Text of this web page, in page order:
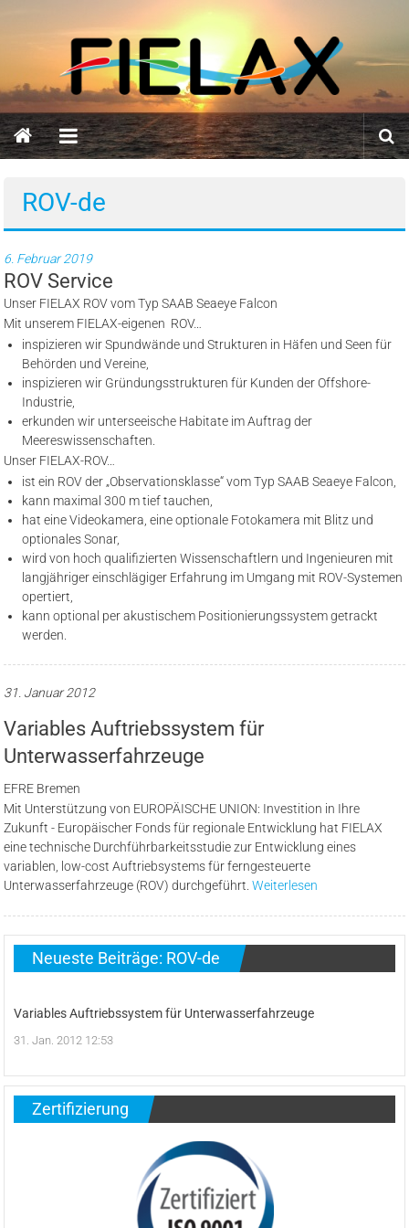
FIELAX
GmbH
ROV-de
6. Februar 2019
ROV Service
Unser FIELAX ROV vom Typ SAAB Seaeye Falcon
Mit unserem FIELAX-eigenen ROV…
inspizieren wir Spundwände und Strukturen in Häfen und Seen für
Behörden und Vereine,
inspizieren wir Gründungsstrukturen für Kunden der Offshore-
Industrie,
erkunden wir unterseeische Habitate im Auftrag der
Meereswissenschaften.
Unser FIELAX-ROV…
ist ein ROV der „Observationsklasse“ vom Typ SAAB Seaeye Falcon,
kann maximal 300 m tief tauchen,
hat eine Videokamera, eine optionale Fotokamera mit Blitz und
optionales Sonar,
wird von hoch qualifizierten Wissenschaftlern und Ingenieuren mit
langjähriger einschlägiger Erfahrung im Umgang mit ROV-Systemen
opertiert,
kann optional per akustischem Positionierungssystem getrackt
werden.
31. Januar 2012
Variables Auftriebssystem für
Unterwasserfahrzeuge
EFRE Bremen
Mit Unterstützung von EUROPÄISCHE UNION: Investition in Ihre
Zukunft - Europäischer Fonds für regionale Entwicklung hat FIELAX
eine technische Durchführbarkeitsstudie zur Entwicklung eines
variablen, low-cost Auftriebsystems für ferngesteuerte
Unterwasserfahrzeuge (ROV) durchgeführt.Weiterlesen
Neueste Beiträge: ROV-de
Variables Auftriebssystem für Unterwasserfahrzeuge
31. Jan. 2012 12:53
Zertifizierung